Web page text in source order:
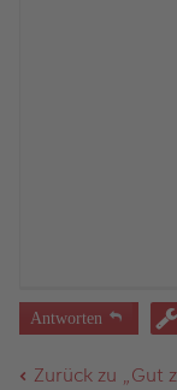
Antworten
Zurück zu „Gut